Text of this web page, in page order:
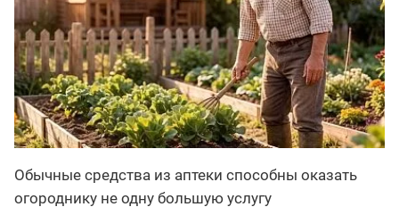
Обычные средства из аптеки способны оказать
огороднику не одну большую услугу